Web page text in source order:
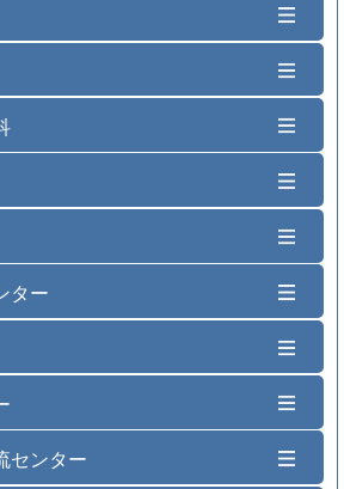
ター
センター